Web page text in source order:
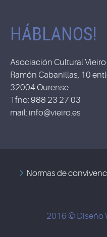
HÁBLANOS!
Asociación Cultural Vieiro
Ramón Cabanillas, 10
32004 Ourense
Tfno: 988 23 27 03
mail: info@vieiro.es
Normas de
2016 © Diseño